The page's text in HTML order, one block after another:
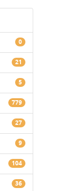
0
21
5
779
27
9
104
36